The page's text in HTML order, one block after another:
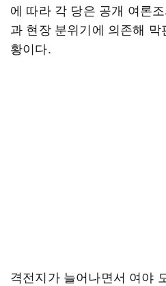
에 따라 각 당은 공개 여론
과 현장 분위기에 의존해
황이다.
격전지가 늘어나면서 여야